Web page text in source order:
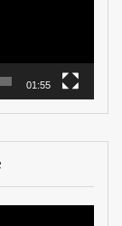
01:55